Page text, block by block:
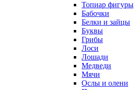
Топиар фигуры
Бабочки
Белки и зайцы
Буквы
Грибы
Лоси
Лошади
Медведи
Мячи
Ослы и олени